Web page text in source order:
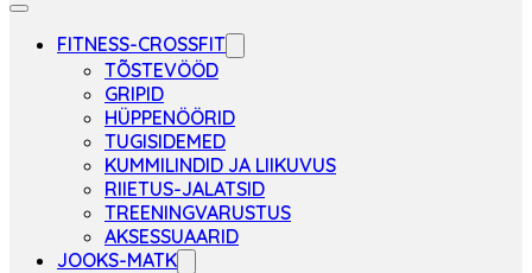
FITNESS-CROSSFIT
TÕSTEVÖÖD
GRIPID
HÜPPENÖÖRID
TUGISIDEMED
KUMMILINDID JA LIIKUVUS
RIIETUS-JALATSID
TREENINGVARUSTUS
AKSESSUAARID
JOOKS-MATK